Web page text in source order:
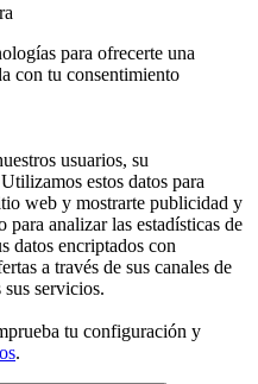
para ofrecerte una
con tu consentimiento
usuarios, su
estos datos para
web y mostrarte publicidad y
para analizar las estadísticas de
datos encriptados con
a través de sus canales de
servicios.
tu configuración y
.